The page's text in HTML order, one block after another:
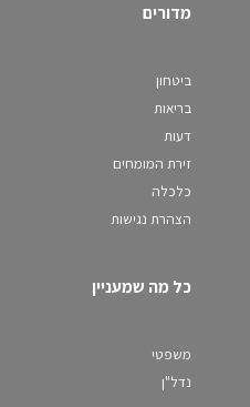
מדורים
ביטחון
בריאות
דעות
זירת המומחים
כלכלה
הצהרת נגישות
כל מה שמעניין
משפטי
נדל"ן